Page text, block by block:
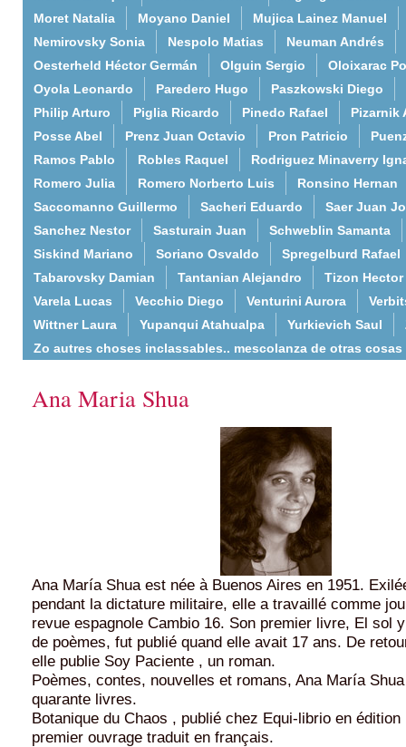
Moret Natalia
Moyano Daniel
Mujica Lainez Manuel
Nemirovsky Sonia
Nespolo Matias
Neuman Andrés
Oesterheld Héctor Germán
Olguin Sergio
Oloixarac
Oyola Leonardo
Paredero Hugo
Paszkowski Diego
Philip Arturo
Piglia Ricardo Pinedo Rafael
Pizarnik
Posse Abel
Prenz Juan Octavio Pron Patricio
Ramos Pablo
Robles Raquel
Rodriguez Minaverry
Romero Julia
Romero Norberto Luis
Ronsino Hernan
Saccomanno Guillermo
Sacheri Eduardo
Saer Juan
Sanchez Nestor
Sasturain Juan
Schweblin Samanta
Siskind Mariano
Soriano Osvaldo
Spregelburd Rafael
Tabarovsky Damian
Tantanian Alejandro
Tizon Hector
Varela Lucas
Vecchio Diego Venturini Aurora
Wittner Laura
Yupanqui Atahualpa Yurkievich Saul
Zo autres choses inclassables.. mescolanza de otras cosas
Ana Maria Shua
Ana María Shua est née à Buenos Aires en 1951.
pendant la dictature militaire, elle a travaillé comme
revue espagnole Cambio 16. Son premier livre, El sol
de poèmes, fut publié quand elle avait 17 ans. De
elle publie Soy Paciente , un roman.
Poèmes, contes, nouvelles et romans, Ana María
quarante livres.
Botanique du Chaos , publié chez Equi-librio en
premier ouvrage traduit en français.